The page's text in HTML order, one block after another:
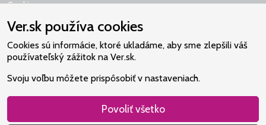
Cookies
Naše srdce je v Martindome.
Podporujeme aktivity spoločenstva,
ktoré pomáha nájsť vzťah s Bohom.
Ver.sk používa cookies
Cookies sú informácie, ktoré ukladáme, aby sme zlepšili váš
používateľský zážitok na Ver.sk.
Svoju voľbu môžete prispôsobiť v nastaveniach.
Povoliť všetko